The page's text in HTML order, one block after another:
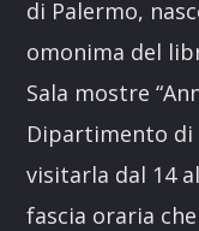
di Palermo,
omonima del
Sala mostre
Dipartimento
visitarla dal 14
fascia oraria che